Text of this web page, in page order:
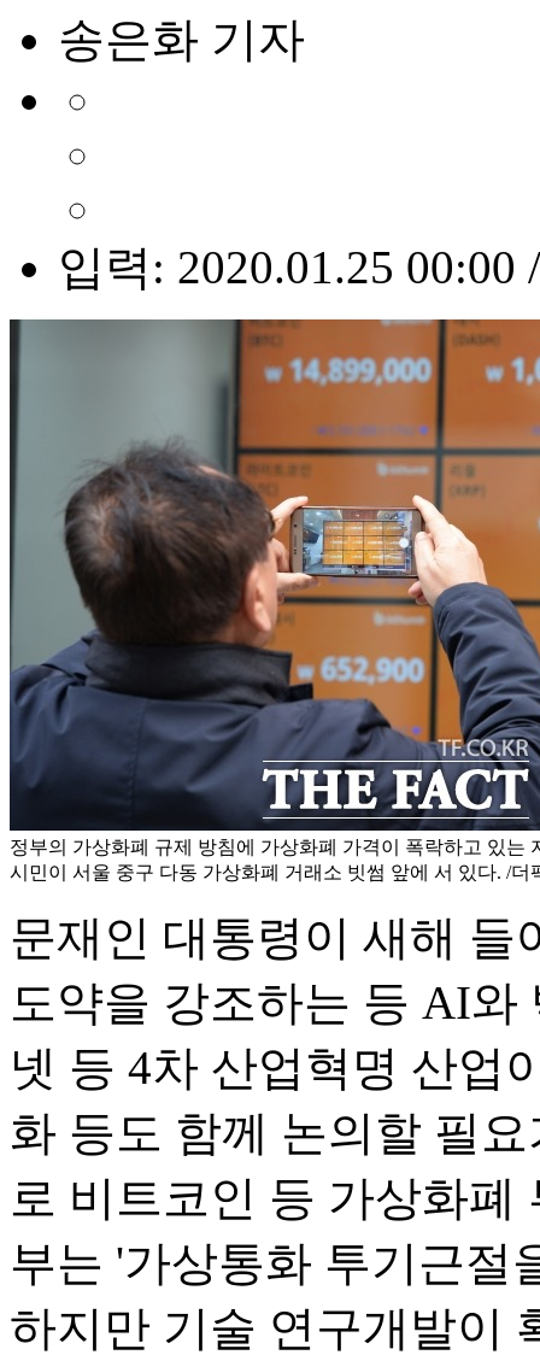
송은화 기자
입력: 2020.01.25 00:00
정부의 가상화폐 규제 방침에 가상화폐 가격이 폭락하고 있는
시민이 서울 중구 다동 가상화폐 거래소 빗썸 앞에 서 있다. /더
문재인 대통령이 새해
도약을 강조하는 등 AI와
넷 등 4차 산업혁명 산업
화 등도 함께 논의할 필
로 비트코인 등 가상화폐
부는 '가상통화 투기근절
하지만 기술 연구개발이